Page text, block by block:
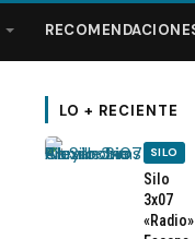
LO + RECIENTE
SILO
Silo
3x07